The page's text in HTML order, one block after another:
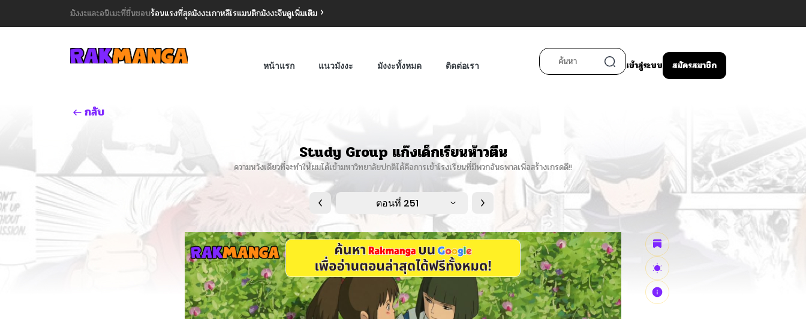
มังงะและอนิเมะที่ชื่นชอบร้อนแรงที่สุดมังงะเกาหลีโรแมนติกมังงะจีนดูเพิ่มเติม
หน้าแรก แนวมังงะ มังงะทั้งหมด ติดต่อเรา เข้าสู่ระบบ สมัครสมาชิก
กลับ
Study Group แก๊งเด็กเรียนห้าวตีน
ความหวังเดียวที่จะทำให้ผมได้เข้ามหาวิทยาลัยปกติได้คือการเข้าโรงเรียนที่มีพวกอันธพาลเพื่อสร้างเกรดดี!!
ตอนที่ 251